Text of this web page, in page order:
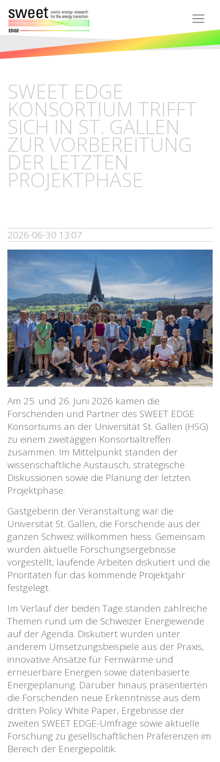
SWEET EDGE
KONSORTIUM TRIFFT
SICH IN ST. GALLEN
ZUR VORBEREITUNG
DER LETZTEN
PROJEKTPHASE
2026-06-30 13:07
Am 25. und 26. Juni 2026 kamen die
Forschenden und Partner des SWEET EDGE
Konsortiums an der Universität St. Gallen (HSG)
zu einem zweitägigen Konsortialtreffen
zusammen. Im Mittelpunkt standen der
wissenschaftliche Austausch, strategische
Diskussionen sowie die Planung der letzten
Projektphase.
Gastgeberin der Veranstaltung war die
Universität St. Gallen, die Forschende aus der
ganzen Schweiz willkommen hiess. Gemeinsam
wurden aktuelle Forschungsergebnisse
vorgestellt, laufende Arbeiten diskutiert und die
Prioritäten für das kommende Projektjahr
festgelegt.
Im Verlauf der beiden Tage standen zahlreiche
Themen rund um die Schweizer Energiewende
auf der Agenda. Diskutiert wurden unter
anderem Umsetzungsbeispiele aus der Praxis,
innovative Ansätze für Fernwärme und
erneuerbare Energien sowie datenbasierte
Energieplanung. Darüber hinaus präsentierten
die Forschenden neue Erkenntnisse aus dem
dritten Policy White Paper, Ergebnisse der
zweiten SWEET EDGE-Umfrage sowie aktuelle
Forschung zu gesellschaftlichen Präferenzen im
Bereich der Energiepolitik.